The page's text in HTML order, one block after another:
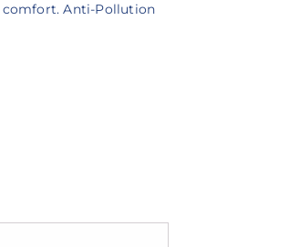
comfort. Anti-Pollution